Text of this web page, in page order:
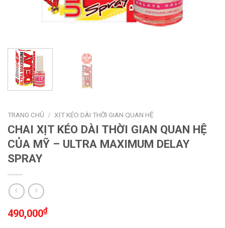
TRANG CHỦ / XỊT KÉO DÀI THỜI GIAN QUAN HỆ
CHAI XỊT KÉO DÀI THỜI GIAN QUAN HỆ
CỦA MỸ – ULTRA MAXIMUM DELAY
SPRAY
490,000₫